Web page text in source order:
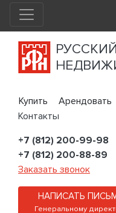
Купить Арендовать
Контакты
+7 (812) 200-99-98
+7 (812) 200-88-89
Заказать звонок
НАПИСАТЬ
Генеральному